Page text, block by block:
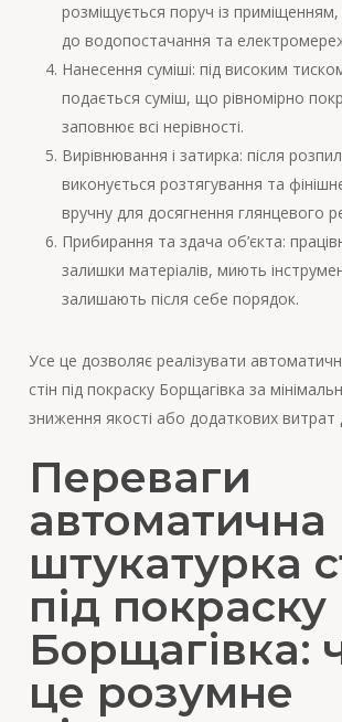
розміщується поруч із приміщенням,
до водопостачання та
Нанесення суміші: під високим
подається суміш, що рівномірно
заповнює всі нерівності.
Вирівнювання і затирка: після
виконується розтягування та
вручну для досягнення глянцевого
Прибирання та здача об’єкта:
залишки матеріалів, миють
залишають після себе порядок.
Усе це дозволяє реалізувати
стін під покраску Борщагівка за
зниження якості або додаткових витрат
Переваги
автоматична
штукатурка
під покраску
Борщагівка:
це розумне